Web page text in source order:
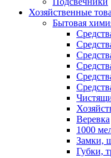
Хозяйственные
Бытовая
Веревка
1000
Замки,
Губки,